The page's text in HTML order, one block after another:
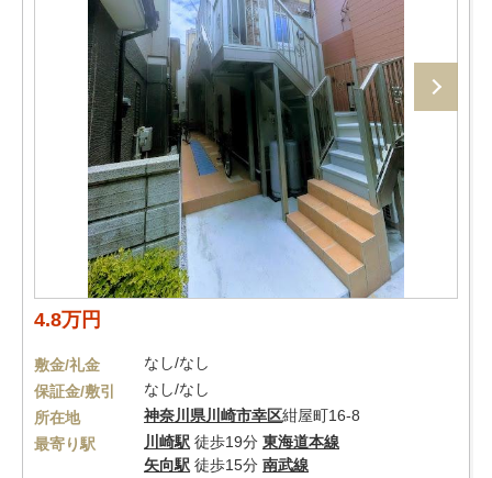
4.8万円
敷金/礼金
なし/なし
保証金/敷引
なし/なし
所在地
神奈川県川崎市幸区紺屋町16-8
最寄り駅
川崎駅 徒歩19分 東海道本線
矢向駅 徒歩15分 南武線